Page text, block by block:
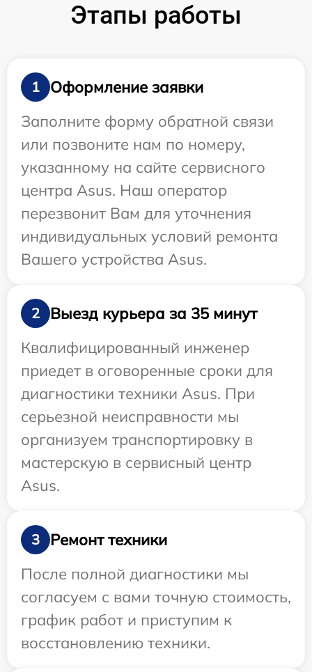
Этапы работы
1
Оформление заявки
Заполните форму обратной связи
или позвоните нам по номеру,
указанному на сайте сервисного
центра Asus. Наш оператор
перезвонит Вам для уточнения
индивидуальных условий ремонта
Вашего устройства Asus.
2
Выезд курьера за 35 минут
Квалифицированный инженер
приедет в оговоренные сроки для
диагностики техники Asus. При
серьезной неисправности мы
организуем транспортировку в
мастерскую в сервисный центр
Asus.
3
Ремонт техники
После полной диагностики мы
согласуем с вами точную стоимость,
график работ и приступим к
восстановлению техники.